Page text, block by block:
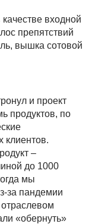
входной
препятствий
вышка сотовой
и проект
продуктов, по
клиентов.
–
до 1000
мы
за пандемии
«обернуть»